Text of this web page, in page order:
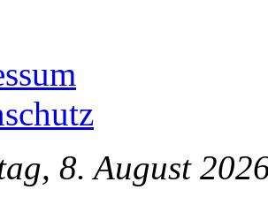
8. August